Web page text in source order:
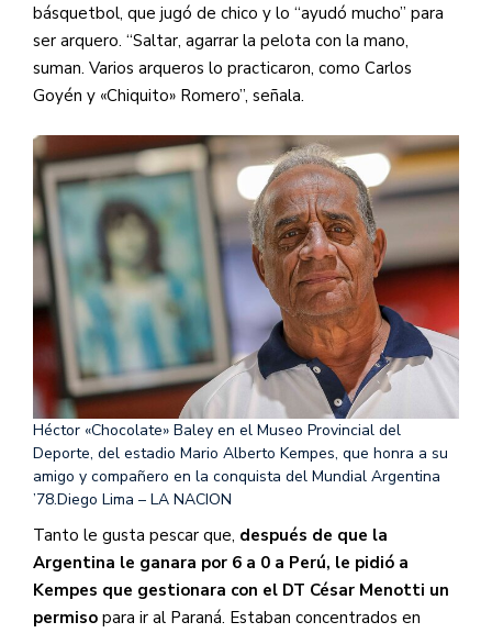
básquetbol, que jugó de chico y lo “ayudó mucho” para
ser arquero. “Saltar, agarrar la pelota con la mano,
suman. Varios arqueros lo practicaron, como Carlos
Goyén y «Chiquito» Romero”, señala.
Héctor «Chocolate» Baley en el Museo Provincial del
Deporte, del estadio Mario Alberto Kempes, que honra a su
amigo y compañero en la conquista del Mundial Argentina
’78.Diego Lima – LA NACION
Tanto le gusta pescar que, después de que la
Argentina le ganara por 6 a 0 a Perú, le pidió a
Kempes que gestionara con el DT César Menotti un
permiso para ir al Paraná. Estaban concentrados en